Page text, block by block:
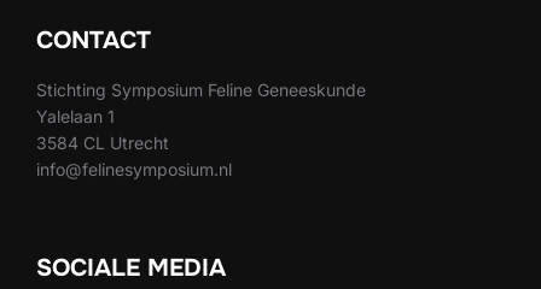
CONTACT
Stichting Symposium Feline Geneeskunde
Yalelaan 1
3584 CL Utrecht
info@felinesymposium.nl
SOCIALE MEDIA